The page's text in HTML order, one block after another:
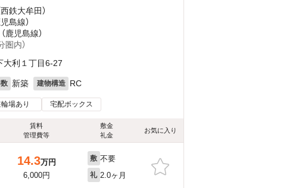
西鉄大牟田）
島線）
鹿児島線）
圏内）
大利１丁目6-27
新築 建物構造 RC
場あり 宅配ボックス
賃料
管理費等
敷金
礼金
お気に入り
14.3万円
6,000円
敷 不要
礼 2.0ヶ月